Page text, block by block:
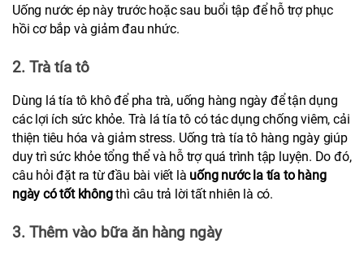
Uống nước ép này trước hoặc sau buổi tập để hỗ trợ phục
hồi cơ bắp và giảm đau nhức.
2. Trà tía tô
Dùng lá tía tô khô để pha trà, uống hàng ngày để tận dụng
các lợi ích sức khỏe. Trà lá tía tô có tác dụng chống viêm, cải
thiện tiêu hóa và giảm stress. Uống trà tía tô hàng ngày giúp
duy trì sức khỏe tổng thể và hỗ trợ quá trình tập luyện. Do đó,
câu hỏi đặt ra từ đầu bài viết là uống nước la tía to hàng
ngày có tốt không thì câu trả lời tất nhiên là có.
3. Thêm vào bữa ăn hàng ngày